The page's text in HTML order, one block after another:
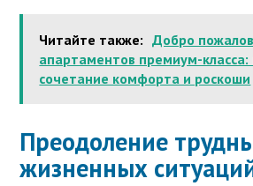
Читайте также: Добро
апартаментов премиум-класса:
сочетание комфорта и роскоши
Преодоление
жизненных